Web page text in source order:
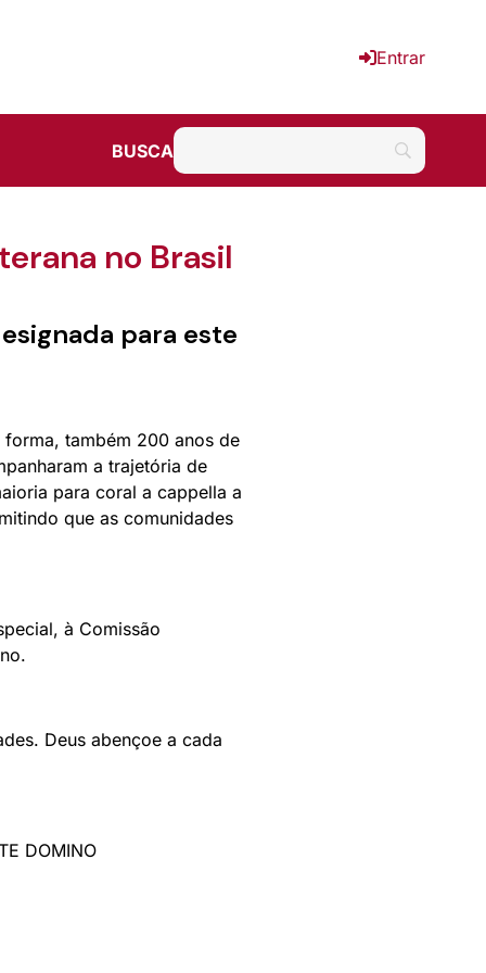
Entrar
BUSCA
no Brasil
para este
também 200 anos de
a trajetória de
para coral a cappella a
que as comunidades
à Comissão
Deus abençoe a cada
DOMINO